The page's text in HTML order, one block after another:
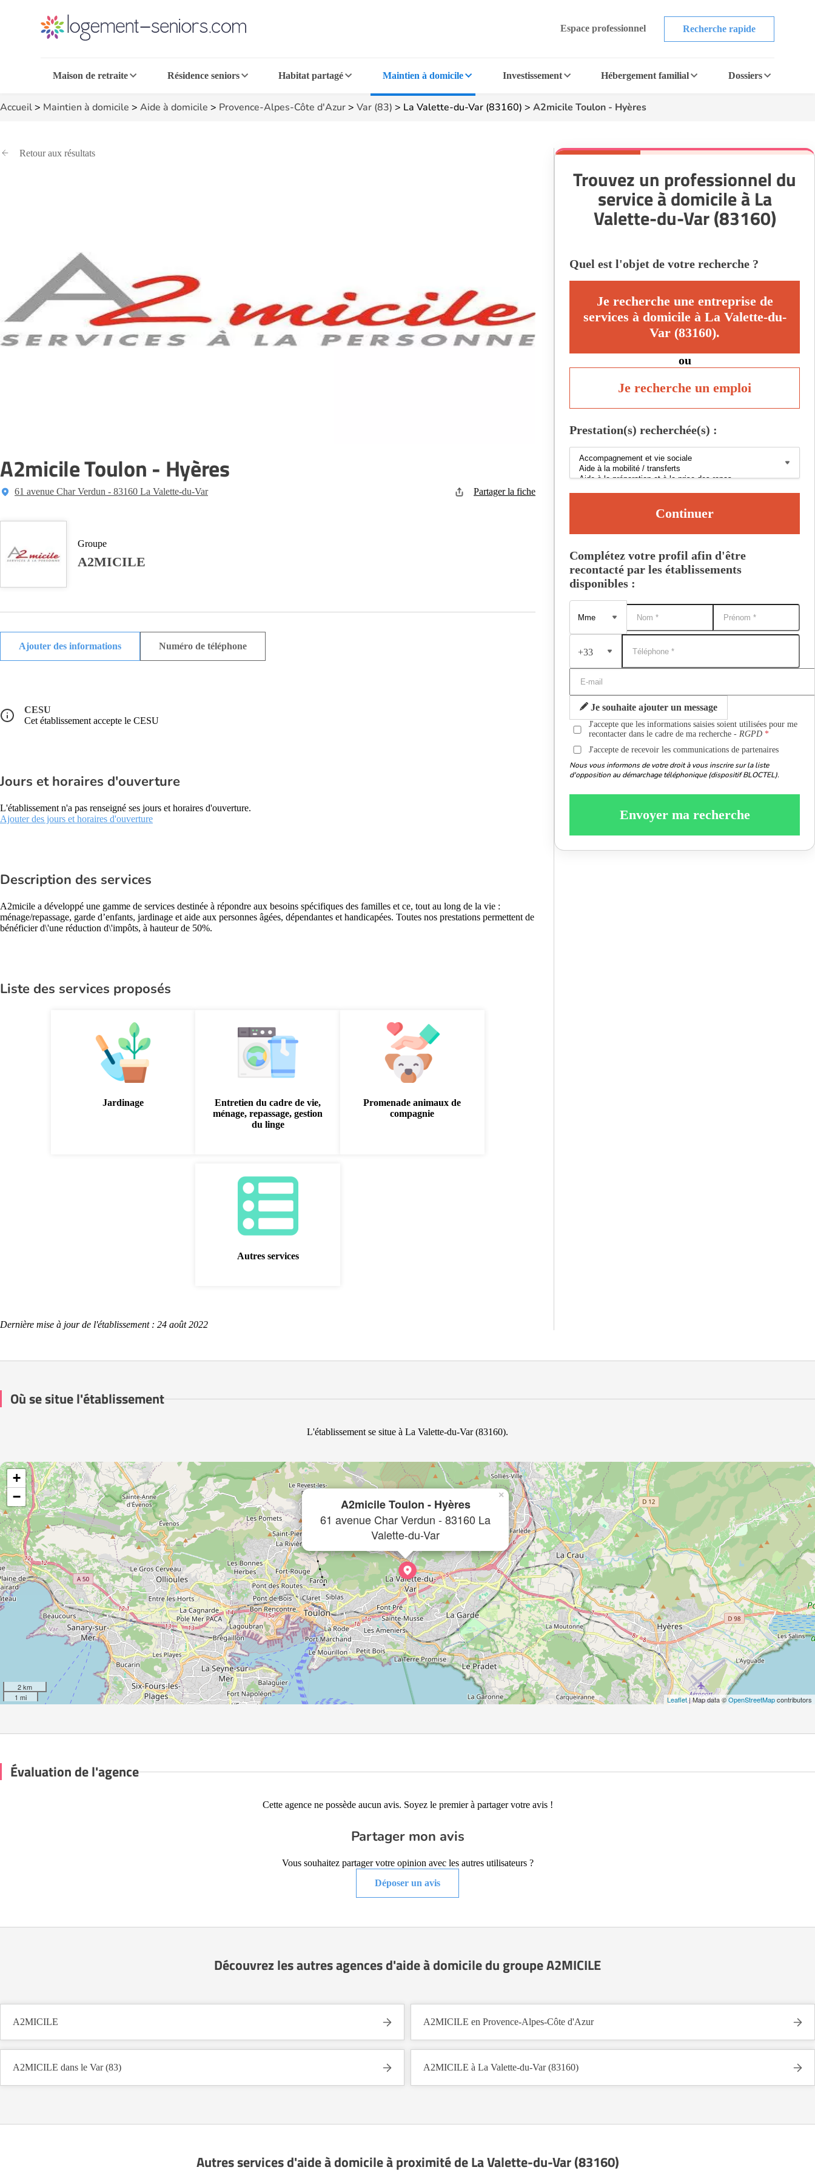
Espace professionnel Recherche rapide
Maison de retraite Résidence seniors Habitat partagé Maintien à domicile Investissement Hébergement familial Dossiers
Accueil> Maintien à domicile > Aide à domicile > Provence-Alpes-Côte d'Azur> Var (83) > La Valette-du-Var (83160) > A2micile Toulon - Hyères
Retour aux résultats
A2micile Toulon - Hyères
61 avenue Char Verdun - 83160 La Valette-du-Var Partager la fiche
Groupe
A2MICILE
Ajouter des informations Numéro de téléphone
CESU
Cet établissement accepte le CESU
Jours et horaires d'ouverture
L'établissement n'a pas renseigné ses jours et horaires d'ouverture.
Ajouter des jours et horaires d'ouverture
Description des services
A2micile a développé une gamme de services destinée à répondre aux besoins spécifiques des familles et ce, tout au long de la vie :
ménage/repassage, garde d’enfants, jardinage et aide aux personnes âgées, dépendantes et handicapées. Toutes nos prestations permettent de
bénéficier d\'une réduction d\'impôts, à hauteur de 50%.
Liste des services proposés
Jardinage
Entretien du cadre de vie,
ménage, repassage, gestion
du linge
Promenade animaux de
compagnie
Autres services
Dernière mise à jour de l'établissement : 24 août 2022
Trouvez un professionnel du
service à domicile à La
Valette-du-Var (83160)
Quel est l'objet de votre recherche ?
Je recherche une entreprise de
services à domicile à La Valette-du-
Var (83160).
ou
Je recherche un emploi
Prestation(s) recherchée(s) :
Continuer
Complétez votre profil afin d'être
recontacté par les établissements
disponibles :
+33
Je souhaite ajouter un message
J'accepte que les informations saisies soient utilisées pour me
recontacter dans le cadre de ma recherche -RGPD
J'accepte de recevoir les communications de partenaires
Nous vous informons de votre droit à vous inscrire sur la liste
d'opposition au démarchage téléphonique (dispositif BLOCTEL).
Envoyer ma recherche
Où se situe l'établissement
L'établissement se situe à La Valette-du-Var (83160).
A2micile Toulon - Hyères
61 avenue Char Verdun - 83160 La
Valette-du-Var
×
+
−
2 km
1 mi
Leaflet| Map data ©OpenStreetMapcontributors
Évaluation de l'agence
Cette agence ne possède aucun avis. Soyez le premier à partager votre avis !
Partager mon avis
Vous souhaitez partager votre opinion avec les autres utilisateurs ?
Déposer un avis
Découvrez les autres agences d'aide à domicile du groupe A2MICILE
A2MICILE A2MICILE en Provence-Alpes-Côte d'Azur
A2MICILE dans le Var (83) A2MICILE à La Valette-du-Var (83160)
Autres services d'aide à domicile à proximité de La Valette-du-Var (83160)